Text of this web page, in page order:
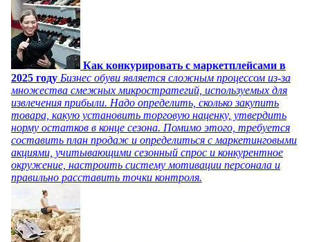
Как конкурировать с маркетплейсами в
2025 году Бизнес обуви является сложным процессом из-за
множества смежных микростратегий, используемых для
извлечения прибыли. Надо определить, сколько закупить
товара, какую установить торговую наценку, утвердить
норму остатков в конце сезона. Помимо этого, требуется
составить план продаж и определиться с маркетинговыми
акциями, учитывающими сезонный спрос и конкурентное
окружение, настроить систему мотивации персонала и
правильно расставить точки контроля.